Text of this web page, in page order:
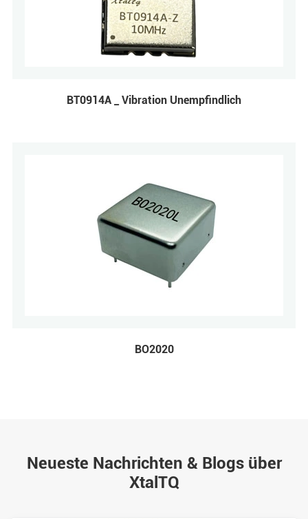
BT0914A _ Vibration Unempfindlich
BO2020
Neueste Nachrichten & Blogs über
XtalTQ